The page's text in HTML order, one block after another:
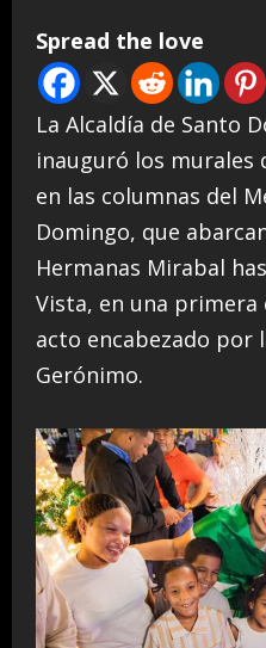
Spread the love
La Alcaldía de Santo
inauguró los murales
en las columnas del
Domingo, que
Hermanas Mirabal
Vista, en una
acto encabezado por
Gerónimo.